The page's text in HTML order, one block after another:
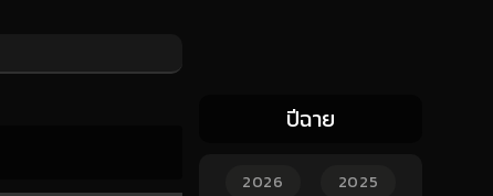
ปีฉาย
2026
2025